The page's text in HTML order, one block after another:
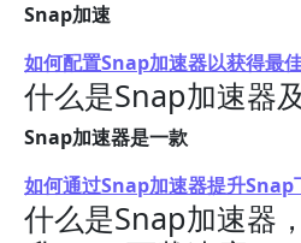
Snap加速
如何配置Snap加速器以获得最
什么是Snap加速器
Snap加速器是一款
如何通过Snap加速器提升Snap
什么是Snap加速器